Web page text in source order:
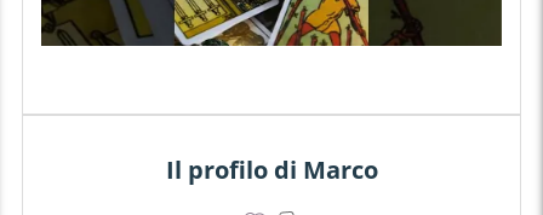
Il profilo di Marco